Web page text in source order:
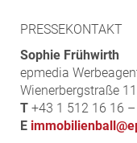
PRESSEKONTAKT
Sophie Frühwirth
epmedia
Wienerbergstraße
T +43 1 512 16 16
E